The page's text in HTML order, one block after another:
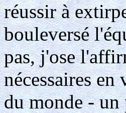
réussir à
bouleversé
pas, j'ose
nécessaires
du monde - un